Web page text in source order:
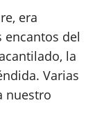
era
del
la
Varias
nuestro